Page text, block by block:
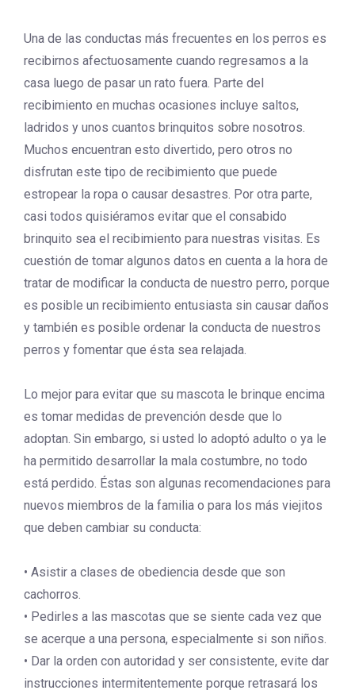
Una de las conductas más frecuentes en los perros es
recibirnos afectuosamente cuando regresamos a la
casa luego de pasar un rato fuera. Parte del
recibimiento en muchas ocasiones incluye saltos,
ladridos y unos cuantos brinquitos sobre nosotros.
Muchos encuentran esto divertido, pero otros no
disfrutan este tipo de recibimiento que puede
estropear la ropa o causar desastres. Por otra parte,
casi todos quisiéramos evitar que el consabido
brinquito sea el recibimiento para nuestras visitas. Es
cuestión de tomar algunos datos en cuenta a la hora de
tratar de modificar la conducta de nuestro perro, porque
es posible un recibimiento entusiasta sin causar daños
y también es posible ordenar la conducta de nuestros
perros y fomentar que ésta sea relajada.
Lo mejor para evitar que su mascota le brinque encima
es tomar medidas de prevención desde que lo
adoptan. Sin embargo, si usted lo adoptó adulto o ya le
ha permitido desarrollar la mala costumbre, no todo
está perdido. Éstas son algunas recomendaciones para
nuevos miembros de la familia o para los más viejitos
que deben cambiar su conducta:
• Asistir a clases de obediencia desde que son
cachorros.
• Pedirles a las mascotas que se siente cada vez que
se acerque a una persona, especialmente si son niños.
• Dar la orden con autoridad y ser consistente, evite dar
instrucciones intermitentemente porque retrasará los